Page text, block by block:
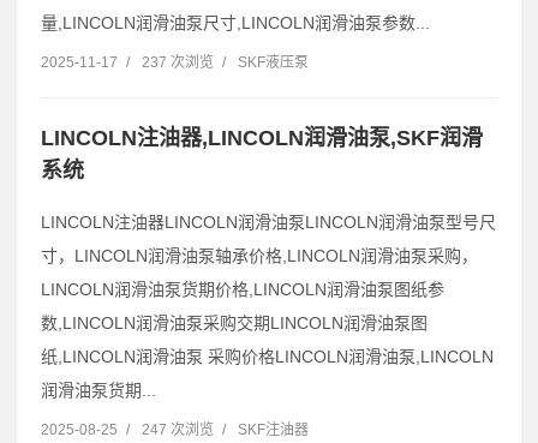
量,LINCOLN润滑油泵尺寸,LINCOLN润滑油泵参数...
2025-11-17 / 237 次浏览 / SKF液压泵
LINCOLN注油器,LINCOLN润滑油泵,SKF润滑
系统
LINCOLN注油器LINCOLN润滑油泵LINCOLN润滑油泵型号尺
寸，LINCOLN润滑油泵轴承价格,LINCOLN润滑油泵采购，
LINCOLN润滑油泵货期价格,LINCOLN润滑油泵图纸参
数,LINCOLN润滑油泵采购交期LINCOLN润滑油泵图
纸,LINCOLN润滑油泵 采购价格LINCOLN润滑油泵,LINCOLN
润滑油泵货期...
2025-08-25 / 247 次浏览 / SKF注油器